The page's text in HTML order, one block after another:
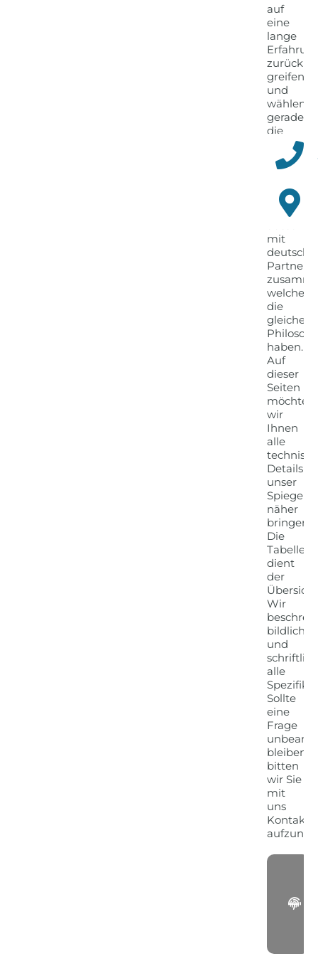
auf
eine
lange
zurück
greifen
und
wählen
gerade
die
Wir
arbeiten
mit
Partnern
welche
die
gleiche
haben.
Auf
dieser
Seiten
möchten
wir
Ihnen
alle
Details
unser
Spiegel
näher
bringen.
Die
Tabelle
dient
der
Wir
bildlich
und
schriftlich
alle
Sollte
eine
Frage
bleiben,
bitten
wir Sie
mit
uns
Kontakt